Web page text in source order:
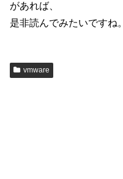
があれば、
是非読んでみたいですね。
vmware